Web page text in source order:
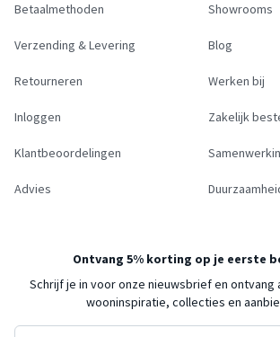
Betaalmethoden
Verzending & Levering
Retourneren
Inloggen
Klantbeoordelingen
Advies
Showrooms
Blog
Werken bij
Zakelijk
Ontvang 5% korting op je eerste
Schrijf je in voor onze nieuwsbrief en ontvang
wooninspiratie, collecties en